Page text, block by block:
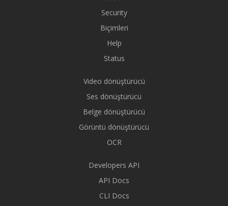
Security
Biçimleri
Help
Status
Video dönüştürücü
Ses dönüştürücü
Belge dönüştürücü
Görüntü dönüştürücü
OCR
Developers API
API Docs
CLI Docs